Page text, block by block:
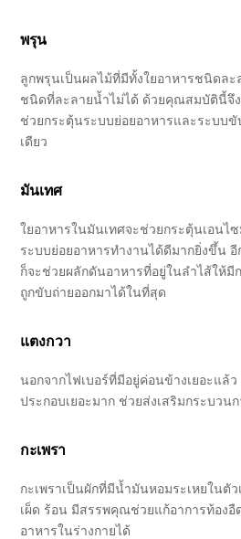
พรุน
ลูกพรุนเป็นผลไม้ที่มีทั้งใยอาหารชนิดละ
ชนิดที่ละลายน้ำไม่ได้ ด้วยคุณสมบัตินี้จึ
ช่วยกระตุ้นระบบย่อยอาหารและระบบขั
เดียว
มันเทศ
ใยอาหารในมันเทศจะช่วยกระตุ้นเอนไ
ระบบย่อยอาหารทำงานได้ดีมากยิ่งขึ้น
ก็จะช่วยผลักดันอาหารที่อยู่ในลำไส้ให้มี
ถูกขับถ่ายออกมาได้ในที่สุด
แตงกวา
นอกจากไฟเบอร์ที่มีอยู่ค่อนข้างเยอะแล้
ประกอบเยอะมาก ช่วยส่งเสริมกระบวน
กะเพรา
กะเพราเป็นผักที่มีน้ำมันหอมระเหยในตั
เผ็ด ร้อน มีสรรพคุณช่วยแก้อาการท้องอื
อาหารในร่างกายได้